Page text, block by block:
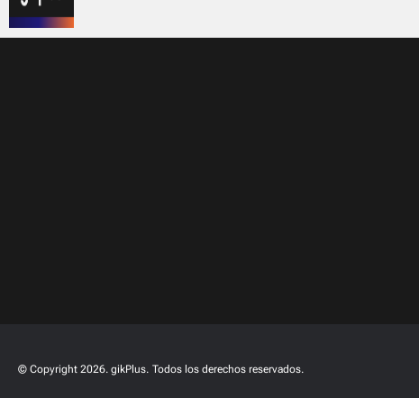
© Copyright 2026. gikPlus. Todos los derechos reservados.